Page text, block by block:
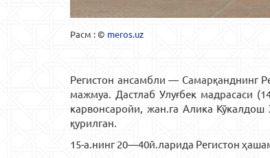
Расм : © meros.uz
Регистон ансамбли — Самарқанднинг
мажмуа. Дастлаб Улуғбек мадрасаси
карвонсаройи, жан.га Алика
қурилган.
15-а.нинг 20—40й.ларида Регистон